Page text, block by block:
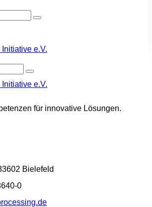
für innovative Lösungen.
Bielefeld
0